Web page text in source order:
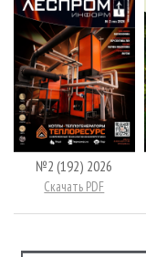
№2 (192) 2026
Скачать PDF